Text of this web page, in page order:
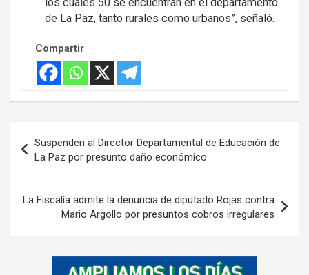
de La Paz, tanto rurales como urbanos”, señaló.
Compartir
de
entradas
Suspenden al Director Departamental de Educación de
La Paz por presunto daño económico
La Fiscalía admite la denuncia de diputado Rojas contra
Mario Argollo por presuntos cobros irregulares